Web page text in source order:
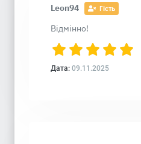
Leon94 Гість
Відмінно!
Дата: 09.11.2025